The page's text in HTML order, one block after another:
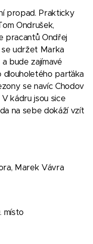
propad. Prakticky
Ondrušek,
pracantů Ondřej
udržet Marka
bude zajímavé
dlouholetého parťáka
se navíc Chodov
kádru jsou sice
na sebe dokáží vzít
Marek Vávra
místo